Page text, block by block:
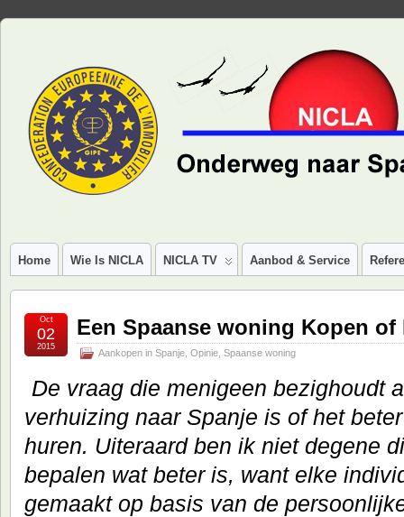
Home Wie Is NICLA NICLA TV Aanbod & Service
Een Spaanse woning Kopen of
Aankopen in Spanje Opinie Spaanse woning
Oct
02
2015
De vraag die menigeen bezighoudt
verhuizing naar Spanje is of het
huren. Uiteraard ben ik niet degene
bepalen wat beter is, want elke
gemaakt op basis van de